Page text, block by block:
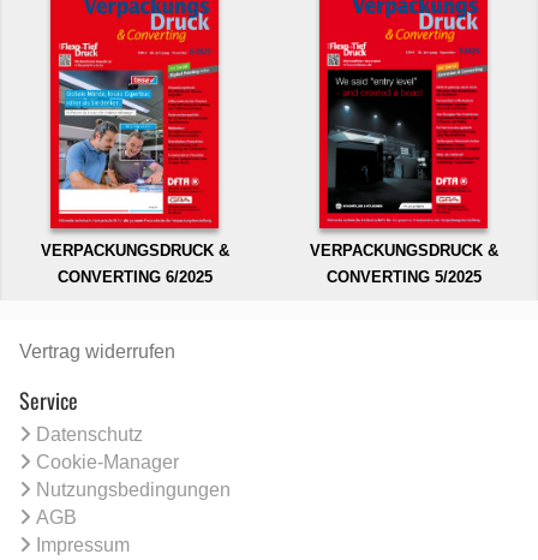
VERPACKUNGSDRUCK &
CONVERTING 6/2025
VERPACKUNGSDRUCK &
CONVERTING 5/2025
Vertrag widerrufen
Service
Datenschutz
Cookie-Manager
Nutzungsbedingungen
AGB
Impressum